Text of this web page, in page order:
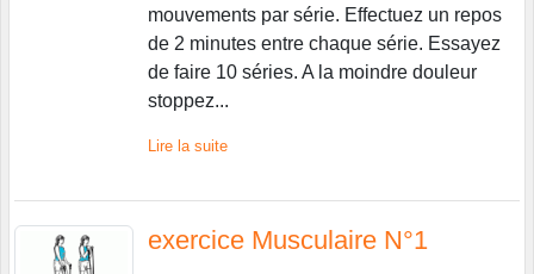
mouvements par série. Effectuez un repos
de 2 minutes entre chaque série. Essayez
de faire 10 séries. A la moindre douleur
stoppez...
Lire la suite
exercice Musculaire N°1